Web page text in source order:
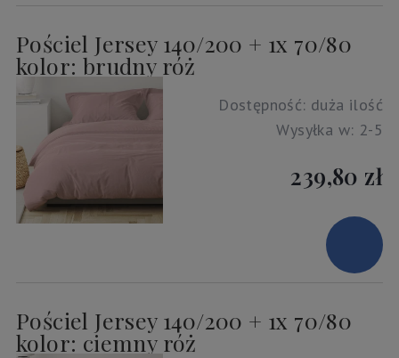
Pościel Jersey 140/200 + 1x 70/80
kolor: brudny róż
Dostępność: duża ilość
Wysyłka w: 2-5
239,80 zł
Pościel Jersey 140/200 + 1x 70/80
kolor: ciemny róż